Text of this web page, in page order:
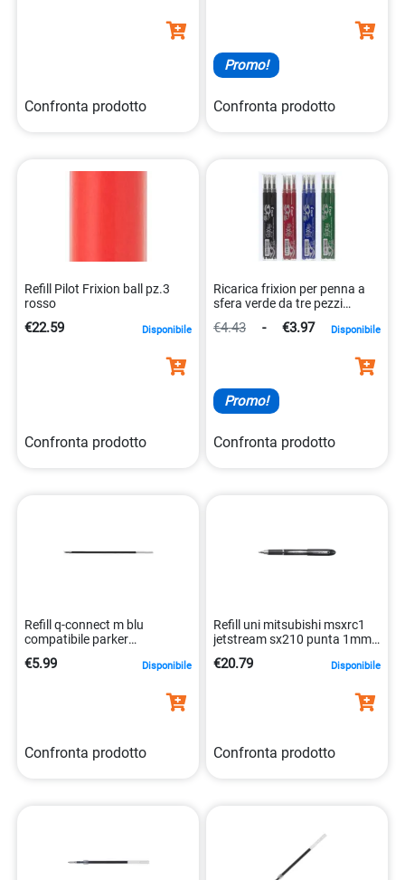
Confronta prodotto
Promo!
Confronta prodotto
Refill Pilot Frixion ball pz.3
rosso
€22.59 Disponibile
Confronta prodotto
Ricarica frixion per penna a
sfera verde da tre pezzi
€4.43 - €3.97 Disponibile
Promo!
Confronta prodotto
Refill q-connect m blu
compatibile parker
5705831110489
€5.99 Disponibile
Confronta prodotto
Refill uni mitsubishi msxrc1
jetstream sx210 punta 1mm
nero resistente
4902778929421
€20.79 Disponibile
Confronta prodotto